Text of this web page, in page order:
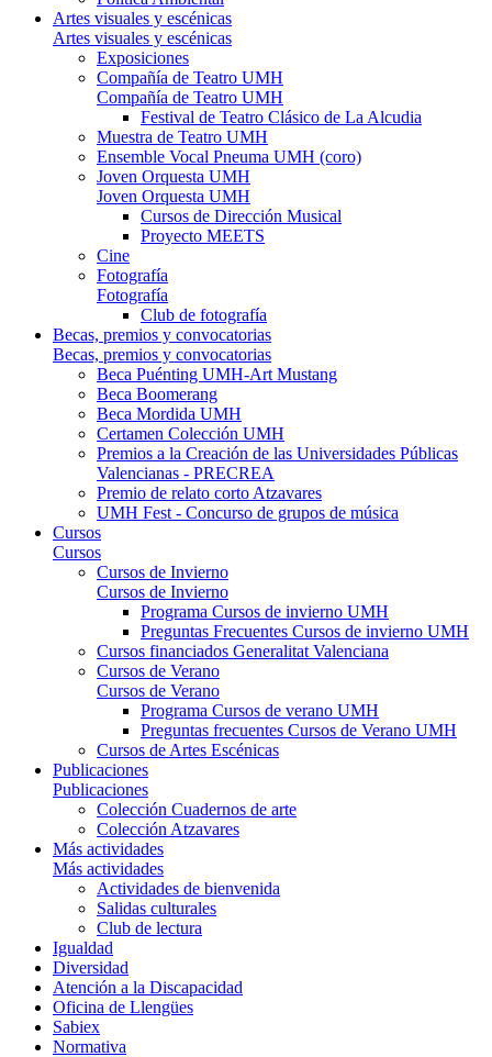
Artes visuales y escénicas
Artes visuales y escénicas
Exposiciones
Compañía de Teatro UMH
Compañía de Teatro UMH
Festival de Teatro Clásico de La Alcudia
Muestra de Teatro UMH
Ensemble Vocal Pneuma UMH (coro)
Joven Orquesta UMH
Joven Orquesta UMH
Cursos de Dirección Musical
Proyecto MEETS
Cine
Fotografía
Fotografía
Club de fotografía
Becas, premios y convocatorias
Becas, premios y convocatorias
Beca Puénting UMH-Art Mustang
Beca Boomerang
Beca Mordida UMH
Certamen Colección UMH
Premios a la Creación de las Universidades Públicas
Valencianas - PRECREA
Premio de relato corto Atzavares
UMH Fest - Concurso de grupos de música
Cursos
Cursos
Cursos de Invierno
Cursos de Invierno
Programa Cursos de invierno UMH
Preguntas Frecuentes Cursos de invierno UMH
Cursos financiados Generalitat Valenciana
Cursos de Verano
Cursos de Verano
Programa Cursos de verano UMH
Preguntas frecuentes Cursos de Verano UMH
Cursos de Artes Escénicas
Publicaciones
Publicaciones
Colección Cuadernos de arte
Colección Atzavares
Más actividades
Más actividades
Actividades de bienvenida
Salidas culturales
Club de lectura
Igualdad
Diversidad
Atención a la Discapacidad
Oficina de Llengües
Sabiex
Normativa